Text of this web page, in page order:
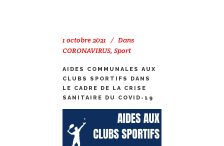
1 octobre 2021
Dans
CORONAVIRUS, Sport
AIDES COMMUNALES AUX
CLUBS SPORTIFS DANS
LE CADRE DE LA CRISE
SANITAIRE DU COVID-19